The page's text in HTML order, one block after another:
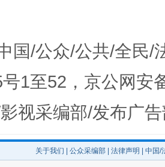
生生不息 一
国/公众/公共/全民/
1至52，京公网安
视采编部/发布广
关于我们 公众采编部 法律声明 | 中国